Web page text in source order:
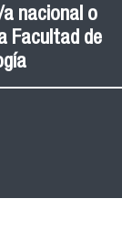
nacional o
Facultad de